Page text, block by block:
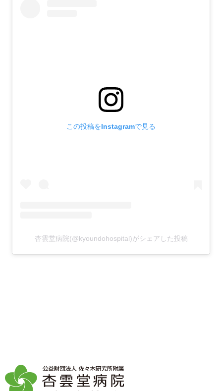
この投稿をInstagramで見る
杏雲堂病院(@kyoundohospital)がシェアした投稿